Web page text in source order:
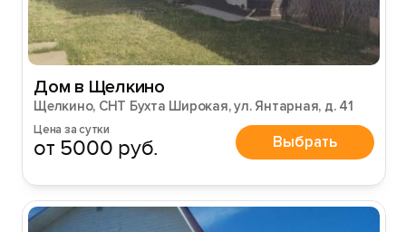
Дом в Щелкино
Щелкино, СНТ Бухта Широкая, ул. Янтарная, д. 41
Цена за сутки
от 5000 руб. Выбрать